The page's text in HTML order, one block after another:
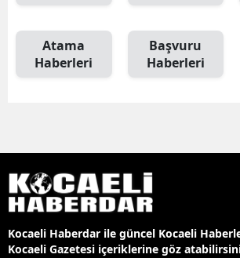
Atama
Haberleri
Başvuru
Haberleri
Kocaeli Haberdar ile güncel Kocaeli
Kocaeli Gazetesi içeriklerine göz